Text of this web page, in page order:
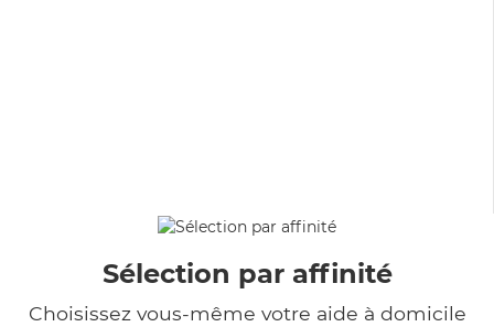
Sélection par affinité
Choisissez vous-même votre aide à domicile